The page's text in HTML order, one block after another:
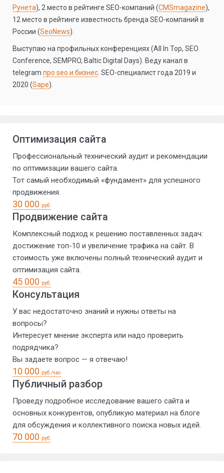
Рунета), 2 место в рейтинге SEO-компаний (CMSmagazine),
12 место в рейтинге известность бренда SEO-компаний в
России (SeoNews).
Выступаю на профильных конференциях (All In Top, SEO
Conference, SEMPRO, Baltic Digital Days). Веду канал в
telegram про seo и бизнес . SEO-специалист года 2019 и
2020 (Sape).
Оптимизация сайта
Профессиональный технический аудит и рекомендации
по оптимизации вашего сайта.
Тот самый необходимый «фундамент» для успешного
продвижения.
30 000 руб.
Продвижение сайта
Комплексный подход к решению поставленных задач:
достижение топ-10 и увеличение трафика на сайт. В
стоимость уже включены полный технический аудит и
оптимизация сайта.
45 000 руб.
Консультация
У вас недостаточно знаний и нужны ответы на
вопросы?
Интересует мнение эксперта или надо проверить
подрядчика?
Вы задаете вопрос — я отвечаю!
10 000 руб./час
Публичный разбор
Проведу подробное исследование вашего сайта и
основных конкурентов, опубликую материал на блоге
для обсуждения и коллективного поиска новых идей.
70 000 руб.